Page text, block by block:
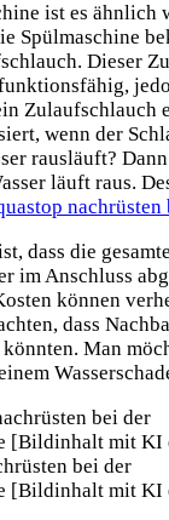
ist es ähnlich
Spülmaschine
Dieser
Zulaufschlauch
wenn der
rausläuft?
läuft raus.
nachrüsten
dass die
im Anschluss
können
dass
Man
bei der
[Bildinhalt mit KI